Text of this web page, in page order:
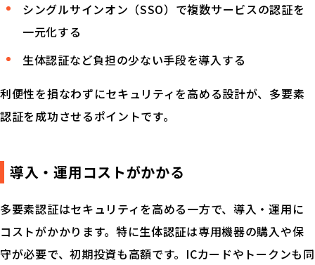
シングルサインオン（SSO）で複数サービスの認証を
一元化する
生体認証など負担の少ない手段を導入する
利便性を損なわずにセキュリティを高める設計が、多要素
認証を成功させるポイントです。
導入・運用コストがかかる
多要素認証はセキュリティを高める一方で、導入・運用に
コストがかかります。特に生体認証は専用機器の購入や保
守が必要で、初期投資も高額です。ICカードやトークンも同